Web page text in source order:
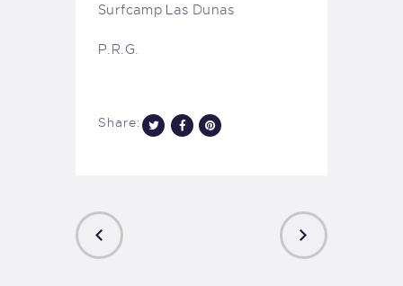
Surfcamp Las Dunas
P.R.G.
Share: